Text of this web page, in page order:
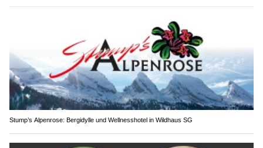
Stump’s Alpenrose: Bergidylle und Wellnesshotel in Wildhaus SG